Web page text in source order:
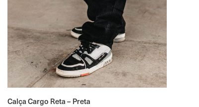
Calça Cargo Reta – Preta